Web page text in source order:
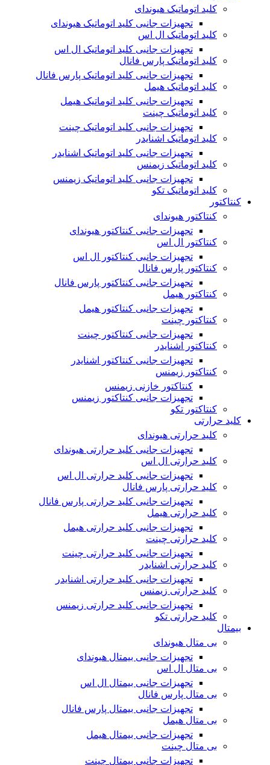
کلید اتوماتیک هیوندای
تجهیزات جانبی کلید اتوماتیک هیوندای
کلید اتوماتیک ال اس
تجهیزات جانبی کلید اتوماتیک ال اس
کلید اتوماتیک پارس فانال
تجهیزات جانبی کلید اتوماتیک پارس فانال
کلید اتوماتیک هیمل
تجهیزات جانبی کلید اتوماتیک هیمل
کلید اتوماتیک چینت
تجهیزات جانبی کلید اتوماتیک چینت
کلید اتوماتیک اشنایدر
تجهیزات جانبی کلید اتوماتیک اشنایدر
کلید اتوماتیک زیمنس
تجهیزات جانبی کلید اتوماتیک زیمنس
کلید اتوماتیک تکو
کنتاکتور
کنتاکتور هیوندای
تجهیزات جانبی کنتاکتور هیوندای
کنتاکتور ال اس
تجهیزات جانبی کنتاکتور ال اس
کنتاکتور پارس فانال
تجهیزات جانبی کنتاکتور پارس فانال
کنتاکتور هیمل
تجهیزات جانبی کنتاکتور هیمل
کنتاکتور چینت
تجهیزات جانبی کنتاکتور چینت
کنتاکتور اشنایدر
تجهیزات جانبی کنتاکتور اشنایدر
کنتاکتور زیمنس
کنتاکتور خازنی زیمنس
تجهیزات جانبی کنتاکتور زیمنس
کنتاکتور تکو
کلید حرارتی
کلید حرارتی هیوندای
تجهیزات جانبی کلید حرارتی هیوندای
کلید حرارتی ال اس
تجهیزات جانبی کلید حرارتی ال اس
کلید حرارتی پارس فانال
تجهیزات جانبی کلید حرارتی پارس فانال
کلید حرارتی هیمل
تجهیزات جانبی کلید حرارتی هیمل
کلید حرارتی چینت
تجهیزات جانبی کلید حرارتی چینت
کلید حرارتی اشنایدر
تجهیزات جانبی کلید حرارتی اشنایدر
کلید حرارتی زیمنس
تجهیزات جانبی کلید حرارتی زیمنس
کلید حرارتی تکو
بیمتال
بی متال هیوندای
تجهیزات جانبی بیمتال هیوندای
بی متال ال اس
تجهیزات جانبی بیمتال ال اس
بی متال پارس فانال
تجهیزات جانبی بیمتال پارس فانال
بی متال هیمل
تجهیزات جانبی بیمتال هیمل
بی متال چینت
تجهیزات جانبی بیمتال چینت